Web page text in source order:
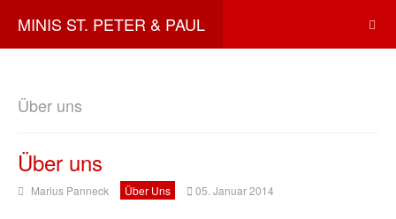
MINIS ST. PETER & PAUL
Über uns
Über uns
Marius Panneck Über Uns 05. Januar 2014